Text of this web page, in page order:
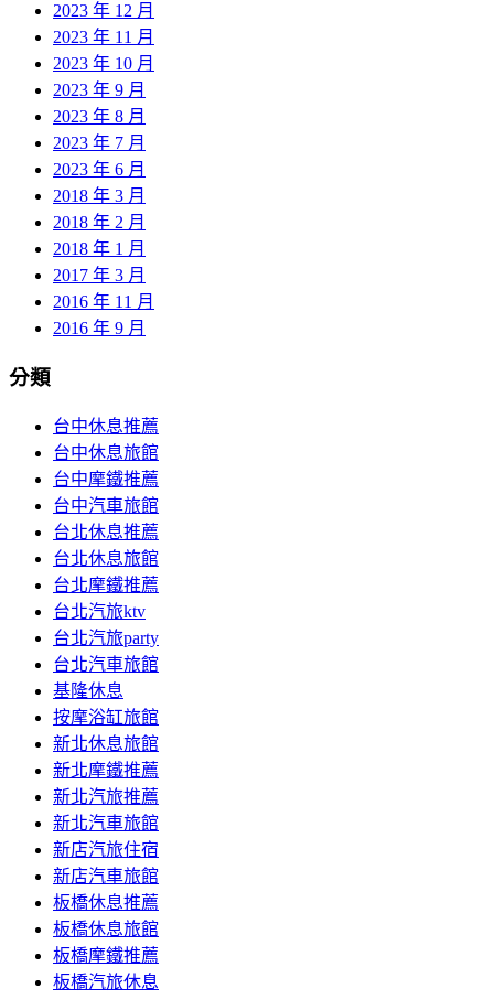
2023 年 12 月
2023 年 11 月
2023 年 10 月
2023 年 9 月
2023 年 8 月
2023 年 7 月
2023 年 6 月
2018 年 3 月
2018 年 2 月
2018 年 1 月
2017 年 3 月
2016 年 11 月
2016 年 9 月
分類
台中休息推薦
台中休息旅館
台中摩鐵推薦
台中汽車旅館
台北休息推薦
台北休息旅館
台北摩鐵推薦
台北汽旅ktv
台北汽旅party
台北汽車旅館
基隆休息
按摩浴缸旅館
新北休息旅館
新北摩鐵推薦
新北汽旅推薦
新北汽車旅館
新店汽旅住宿
新店汽車旅館
板橋休息推薦
板橋休息旅館
板橋摩鐵推薦
板橋汽旅休息